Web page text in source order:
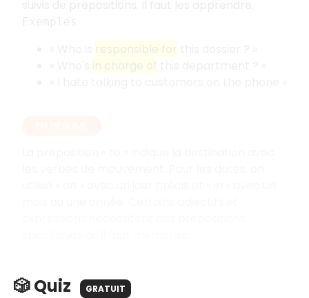
🎲 Quiz GRATUIT